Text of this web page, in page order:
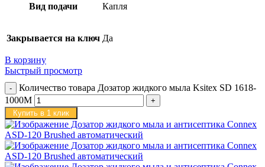
Вид подачи Капля
Закрывается на ключ Да
В корзину
Быстрый просмотр
Количество товара Дозатор жидкого мыла Ksitex SD 1618-
1000M
Купить в 1 клик